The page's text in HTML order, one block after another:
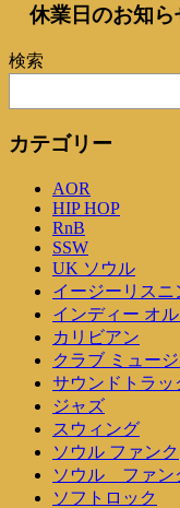
休業日のお知ら
検索
カテゴリー
AOR
HIP HOP
RnB
SSW
UK ソウル
イージーリスニ
インディー オ
カリビアン
クラブ ミュー
サウンドトラッ
ジャズ
スウィング
ソウル ファンク
ソウル ファ
ソフトロック